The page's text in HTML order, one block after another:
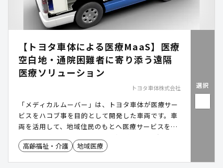
【トヨタ車体による医療MaaS】医療
空白地・通院困難者に寄り添う遠隔
医療ソリューション
トヨタ車体株式会社
「メディカルムーバー」は、トヨタ車体が医療サー
ビスをハコブ事を目的として開発した車両です。車
両を活用して、地域住民のもとへ医療サービスを届
ける「医療MaaS」として、通院困難者や過疎地域
における医療・福祉サービスの提供をサポートしま
高齢福祉・介護 地域医療
選択